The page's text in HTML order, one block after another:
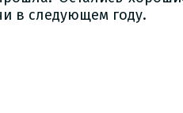
в следующем году.